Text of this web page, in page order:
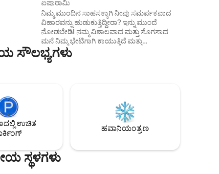
ಐಷಾರಾಮಿ
ನಿಮ್ಮ ಮುಂದಿನ ಸಾಹಸಕ್ಕಾಗಿ ನೀವು ಸಮರ್ಪಕವಾದ
ವಿಹಾರವನ್ನು ಹುಡುಕುತ್ತಿದ್ದೀರಾ? ಇನ್ನು ಮುಂದೆ
ನೋಡಬೇಡಿ! ನಮ್ಮ ವಿಶಾಲವಾದ ಮತ್ತು ಸೊಗಸಾದ
ಮನೆ ನಿಮ್ಮ ಭೇಟಿಗಾಗಿ ಕಾಯುತ್ತಿದೆ ಮತ್ತು
ಮರೆಯಲಾಗದ ವಾಸ್ತವ್ಯಕ್ಕಾಗಿ ನಿಮಗೆ ಅಗತ್ಯವಿರುವ
ಎಲ್ಲವನ್ನೂ ನೀಡುತ್ತದೆ. ಡಬಲ್ ಬೆಡ್ ಮತ್ತು ಮೂರು
ಮನೆಯು ನಿಮಗೆ ಬೇಕಾದ ಎಲ್ಲವನ್ನೂ ಮತ್ತು
ಅಂತರದೊಳಗೆ ಮತ್ತು ಸಿಂಟ್-ಟ್ರುಯಿಡೆನ್‌ನ ಆಕರ್ಷಕ
ಸೌಲಭ್ಯಗಳು
ಉಚಿತ
ಹವಾನಿಯಂತ್ರಣ
ಸ್ಥಳಗಳು